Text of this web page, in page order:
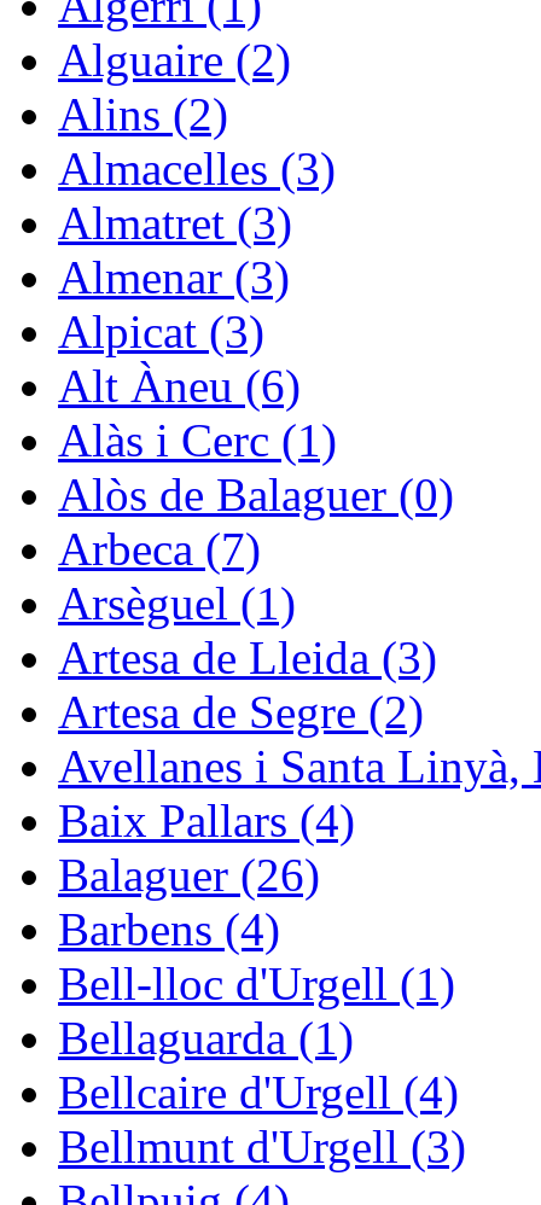
Alguaire (2)
Alins (2)
Almacelles (3)
Almatret (3)
Almenar (3)
Alpicat (3)
Alt Àneu (6)
Alàs i Cerc (1)
Alòs de Balaguer (0)
Arbeca (7)
Arsèguel (1)
Artesa de Lleida (3)
Artesa de Segre (2)
Avellanes i Santa Linyà,
Baix Pallars (4)
Balaguer (26)
Barbens (4)
Bell-lloc d'Urgell (1)
Bellaguarda (1)
Bellcaire d'Urgell (4)
Bellmunt d'Urgell (3)